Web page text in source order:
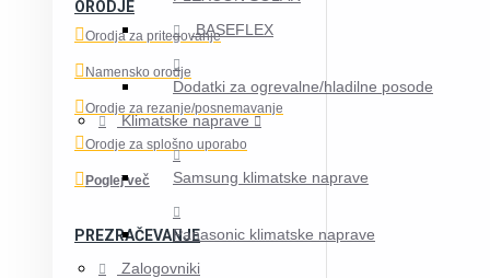
ORODJE
Orodja za pritegovanje
Namensko orodje
Orodje za rezanje/posnemavanje
Orodje za splošno uporabo
Poglej več
PREZRAČEVANJE
BASEFLEX
Dodatki za ogrevalne/hladilne posode
Klimatske naprave
Samsung klimatske naprave
Panasonic klimatske naprave
Zalogovniki